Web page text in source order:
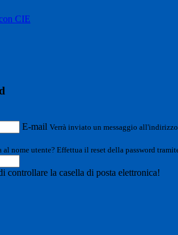
CIE
E-mail Verrà inviato un messaggio
al nome utente? Effettua il reset della password
controllare la casella di posta elettronica!